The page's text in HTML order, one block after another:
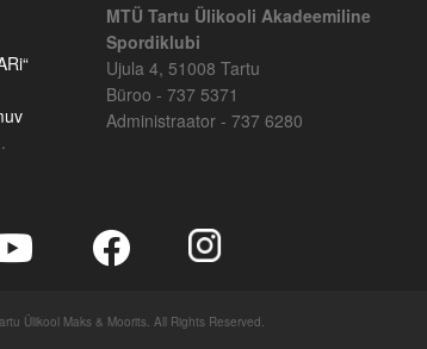
MTÜ Tartu Ülikooli Akadeemiline
Spordiklubi
Ujula 4, 51008 Tartu
Büroo - 737 5371
Administraator - 737 6280
Ülikool Maks & Moorits. All Rights Reserved.